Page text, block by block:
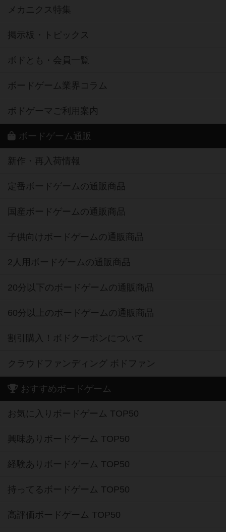
メカニクス特集
掲示板・トピックス
ボドとも・会員一覧
ボードゲーム業界コラム
ボドゲーマご利用案内
ボードゲーム通販
新作・再入荷情報
定番ボードゲームの通販商品
国産ボードゲームの通販商品
子供向けボードゲームの通販商品
2人用ボードゲームの通販商品
20分以下のボードゲームの通販商品
60分以上のボードゲームの通販商品
割引購入！ボドクーポンについて
クラウドファンディング ボドファン
おすすめボードゲーム
お気に入りボードゲーム TOP50
興味ありボードゲーム TOP50
経験ありボードゲーム TOP50
持ってるボードゲーム TOP50
高評価ボードゲーム TOP50